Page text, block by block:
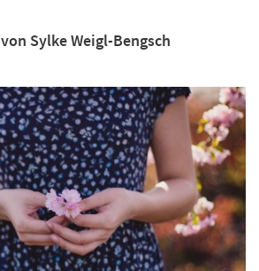
von Sylke Weigl-Bengsch